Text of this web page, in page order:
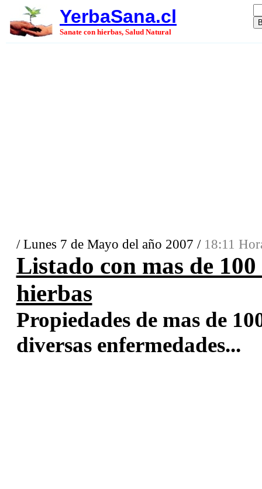
YerbaSana.cl
Sanate con hierbas, Salud Natural
/ Lunes 7 de Mayo del año 2007 / 18:11
Listado con mas de
hierbas
Propiedades de mas de
diversas enfermedades...